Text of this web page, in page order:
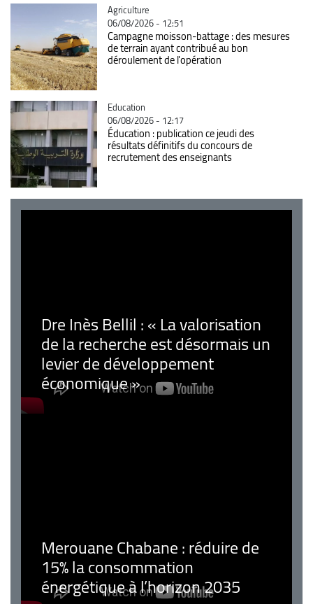
Catégorie
Agriculture
06/08/2026 - 12:51
Campagne moisson-battage : des mesures
de terrain ayant contribué au bon
déroulement de l'opération
Catégorie
Education
06/08/2026 - 12:17
Éducation : publication ce jeudi des
résultats définitifs du concours de
recrutement des enseignants
Dre Inès Bellil : « La valorisation
de la recherche est désormais un
levier de développement
économique »
Merouane Chabane : réduire de
15% la consommation
énergétique à l’horizon 2035